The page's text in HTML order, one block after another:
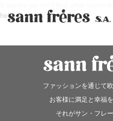
help.
ファッションを通じて
お客様に満足と幸福
それがサン・フレ